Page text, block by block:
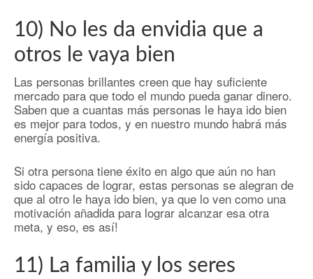
10) No les da envidia que a
otros le vaya bien
Las personas brillantes creen que hay suficiente
mercado para que todo el mundo pueda ganar dinero.
Saben que a cuantas más personas le haya ido bien
es mejor para todos, y en nuestro mundo habrá más
energía positiva.
Si otra persona tiene éxito en algo que aún no han
sido capaces de lograr, estas personas se alegran de
que al otro le haya ido bien, ya que lo ven como una
motivación añadida para lograr alcanzar esa otra
meta, y eso, es así!
11) La familia y los seres